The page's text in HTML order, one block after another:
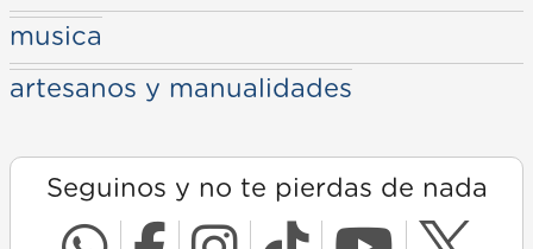
musica
artesanos y manualidades
Seguinos y no te pierdas de nada